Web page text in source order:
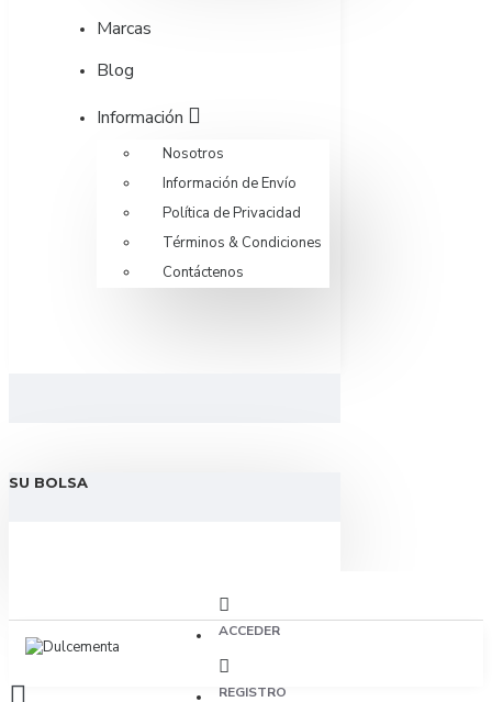
Marcas
Blog
Información
Nosotros
Información de Envío
Política de Privacidad
Términos & Condiciones
Contáctenos
SU BOLSA
ACCEDER
REGISTRO